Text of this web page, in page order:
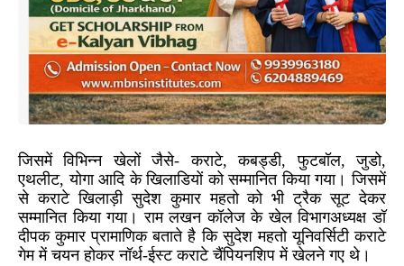
जिसमें विभिन्न खेलों जैसे- कराटे, कबड्डी, फुटबॉल, जुडो,
एथलीट, योगा आदि के खिलाडियों को सम्मानित किया गया। जिसमें
से कराटे खिलाड़ी सुदेश कुमार महतो को भी ट्रैक सूट देकर
सम्मानित किया गया। राम लखन कॉलेज के खेल विभागअध्यक्ष डॉ
दीपक कुमार प्रामाणिक बताते है कि सुदेश महतो यूनिवर्सिटी कराटे
गेम में चयन होकर नॉर्थ-ईस्ट कराटे चैंपियनशिप में खेलने गए थे।